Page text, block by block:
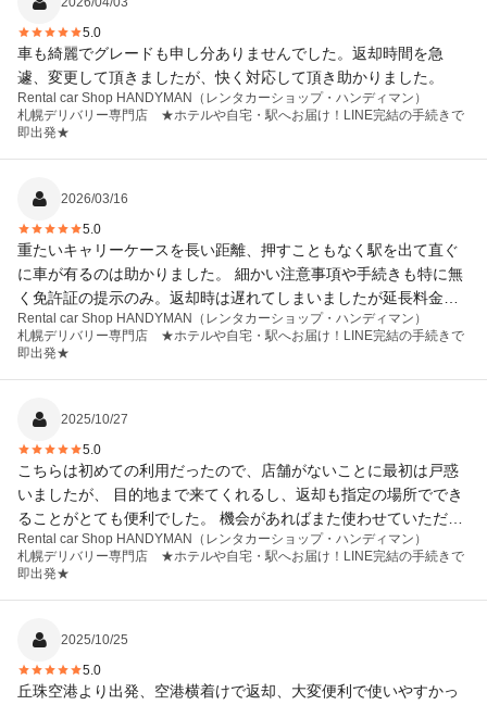
5.0
車も綺麗でグレードも申し分ありませんでした。返却時間を急
遽、変更して頂きましたが、快く対応して頂き助かりました。
Rental car Shop HANDYMAN（レンタカーショップ・ハンディマン）
札幌デリバリー専門店 ★ホテルや自宅・駅へお届け！LINE完結の手続きで
即出発★
2026/03/16
5.0
重たいキャリーケースを長い距離、押すこともなく駅を出て直ぐ
に車が有るのは助かりました。 細かい注意事項や手続きも特に無
く免許証の提示のみ。返却時は遅れてしまいましたが延長料金も
無くチェックも少なく直ぐに駅に向かう事が出来ました。 非常に
満足出来た旅行になりました。 車も清潔、綺麗でした。 今回は札
す。
Rental car Shop HANDYMAN（レンタカーショップ・ハンディマン）
札幌デリバリー専門店 ★ホテルや自宅・駅へお届け！LINE完結の手続きで
即出発★
2025/10/27
5.0
こちらは初めての利用だったので、店舗がないことに最初は戸惑
いましたが、 目的地まで来てくれるし、返却も指定の場所ででき
ることがとても便利でした。 機会があればまた使わせていただき
たいです。
Rental car Shop HANDYMAN（レンタカーショップ・ハンディマン）
札幌デリバリー専門店 ★ホテルや自宅・駅へお届け！LINE完結の手続きで
即出発★
2025/10/25
5.0
丘珠空港より出発、空港横着けで返却、大変便利で使いやすかっ